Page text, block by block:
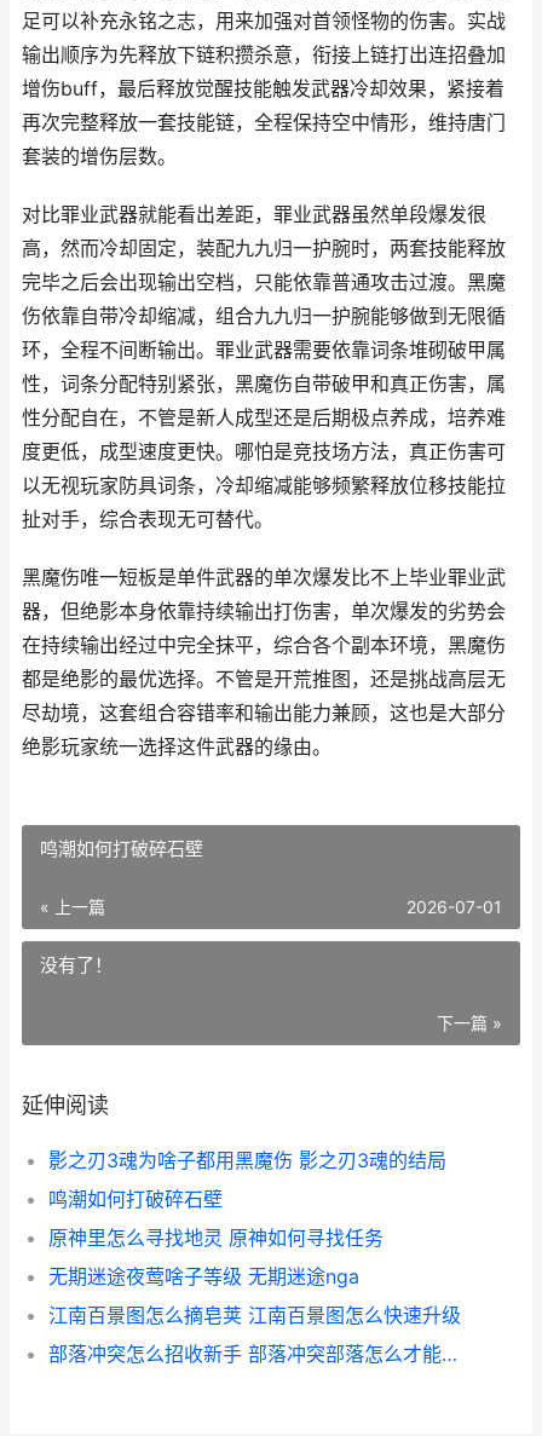
足可以补充永铭之志，用来加强对首领怪物的伤害。实战
输出顺序为先释放下链积攒杀意，衔接上链打出连招叠加
增伤buff，最后释放觉醒技能触发武器冷却效果，紧接着
再次完整释放一套技能链，全程保持空中情形，维持唐门
套装的增伤层数。
对比罪业武器就能看出差距，罪业武器虽然单段爆发很
高，然而冷却固定，装配九九归一护腕时，两套技能释放
完毕之后会出现输出空档，只能依靠普通攻击过渡。黑魔
伤依靠自带冷却缩减，组合九九归一护腕能够做到无限循
环，全程不间断输出。罪业武器需要依靠词条堆砌破甲属
性，词条分配特别紧张，黑魔伤自带破甲和真正伤害，属
性分配自在，不管是新人成型还是后期极点养成，培养难
度更低，成型速度更快。哪怕是竞技场方法，真正伤害可
以无视玩家防具词条，冷却缩减能够频繁释放位移技能拉
扯对手，综合表现无可替代。
黑魔伤唯一短板是单件武器的单次爆发比不上毕业罪业武
器，但绝影本身依靠持续输出打伤害，单次爆发的劣势会
在持续输出经过中完全抹平，综合各个副本环境，黑魔伤
都是绝影的最优选择。不管是开荒推图，还是挑战高层无
尽劫境，这套组合容错率和输出能力兼顾，这也是大部分
绝影玩家统一选择这件武器的缘由。
鸣潮如何打破碎石壁
« 上一篇 2026-07-01
没有了！
下一篇 »
延伸阅读
影之刃3魂为啥子都用黑魔伤 影之刃3魂的结局
鸣潮如何打破碎石壁
原神里怎么寻找地灵 原神如何寻找任务
无期迷途夜莺啥子等级 无期迷途nga
江南百景图怎么摘皂荚 江南百景图怎么快速升级
部落冲突怎么招收新手 部落冲突部落怎么才能招到人